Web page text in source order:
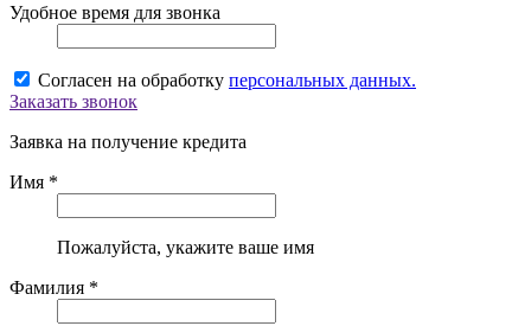
Удобное время для звонка
Согласен на обработку персональных данных.
Заказать звонок
Заявка на получение кредита
Имя *
Пожалуйста, укажите ваше имя
Фамилия *